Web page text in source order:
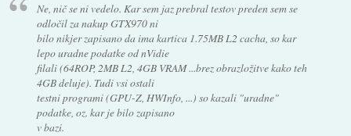
Ne, nič se ni vedelo. Kar sem jaz prebral testov preden sem se
odločil za nakup GTX970 ni
bilo nikjer zapisano da ima kartica 1.75MB L2 cacha, so kar
lepo uradne podatke od nVidie
filali (64ROP, 2MB L2, 4GB VRAM ...brez obrazložitve kako teh
4GB deluje). Tudi vsi ostali
testni programi (GPU-Z, HWInfo, ...) so kazali "uradne"
podatke, oz. kar je bilo zapisano
v bazi.